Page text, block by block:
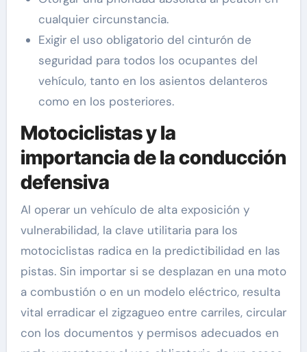
cualquier circunstancia.
Exigir el uso obligatorio del cinturón de
seguridad para todos los ocupantes del
vehículo, tanto en los asientos delanteros
como en los posteriores.
Motociclistas y la
importancia de la conducción
defensiva
Al operar un vehículo de alta exposición y
vulnerabilidad, la clave utilitaria para los
motociclistas radica en la predictibilidad en las
pistas. Sin importar si se desplazan en una moto
a combustión o en un modelo eléctrico, resulta
vital erradicar el zigzagueo entre carriles, circular
con los documentos y permisos adecuados en